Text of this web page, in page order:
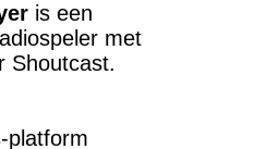
is een
met
Shoutcast.
platform